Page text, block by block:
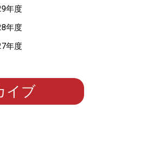
年度
年度
年度
イブ